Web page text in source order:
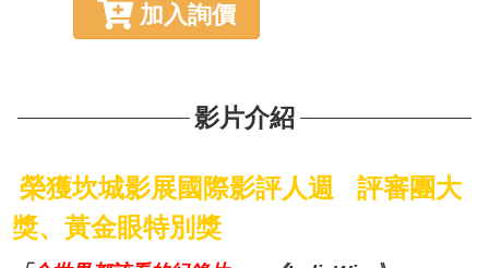
加入詢價
影片介紹
榮獲坎城影展國際影評人週 評審團大
獎、黃金眼特別獎